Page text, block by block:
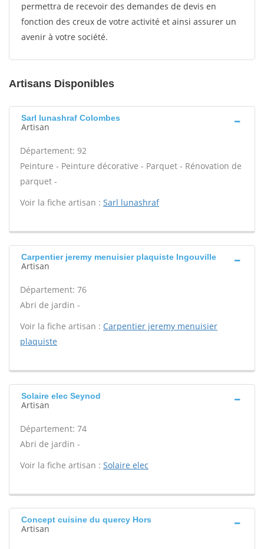
permettra de recevoir des demandes de devis en
fonction des creux de votre activité et ainsi assurer un
avenir à votre société.
Artisans Disponibles
Sarl lunashraf Colombes
Artisan
Département: 92
Peinture - Peinture décorative - Parquet - Rénovation de
parquet -
Voir la fiche artisan : Sarl lunashraf
Carpentier jeremy menuisier plaquiste Ingouville
Artisan
Département: 76
Abri de jardin -
Voir la fiche artisan : Carpentier jeremy menuisier
plaquiste
Solaire elec Seynod
Artisan
Département: 74
Abri de jardin -
Voir la fiche artisan : Solaire elec
Concept cuisine du quercy Hors
Artisan